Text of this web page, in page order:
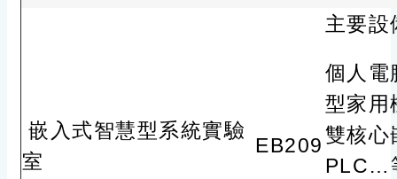
嵌入式智慧型系統實驗
室
EB209
主要設
個人電
型家用
雙核心
PLC…